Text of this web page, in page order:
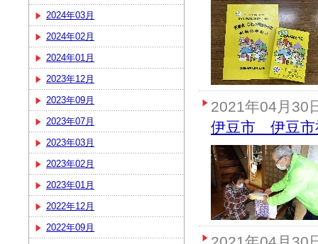
2024年03月
2024年02月
2024年01月
2023年12月
2023年09月
2023年07月
2023年03月
2023年02月
2023年01月
2022年12月
2022年09月
2021年04月30
伊豆市 伊豆市